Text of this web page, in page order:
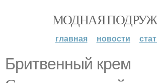
МОДНАЯ
главная новости
Бритвенный крем